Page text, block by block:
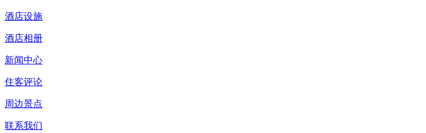
酒店设施
酒店相册
新闻中心
住客评论
周边景点
联系我们